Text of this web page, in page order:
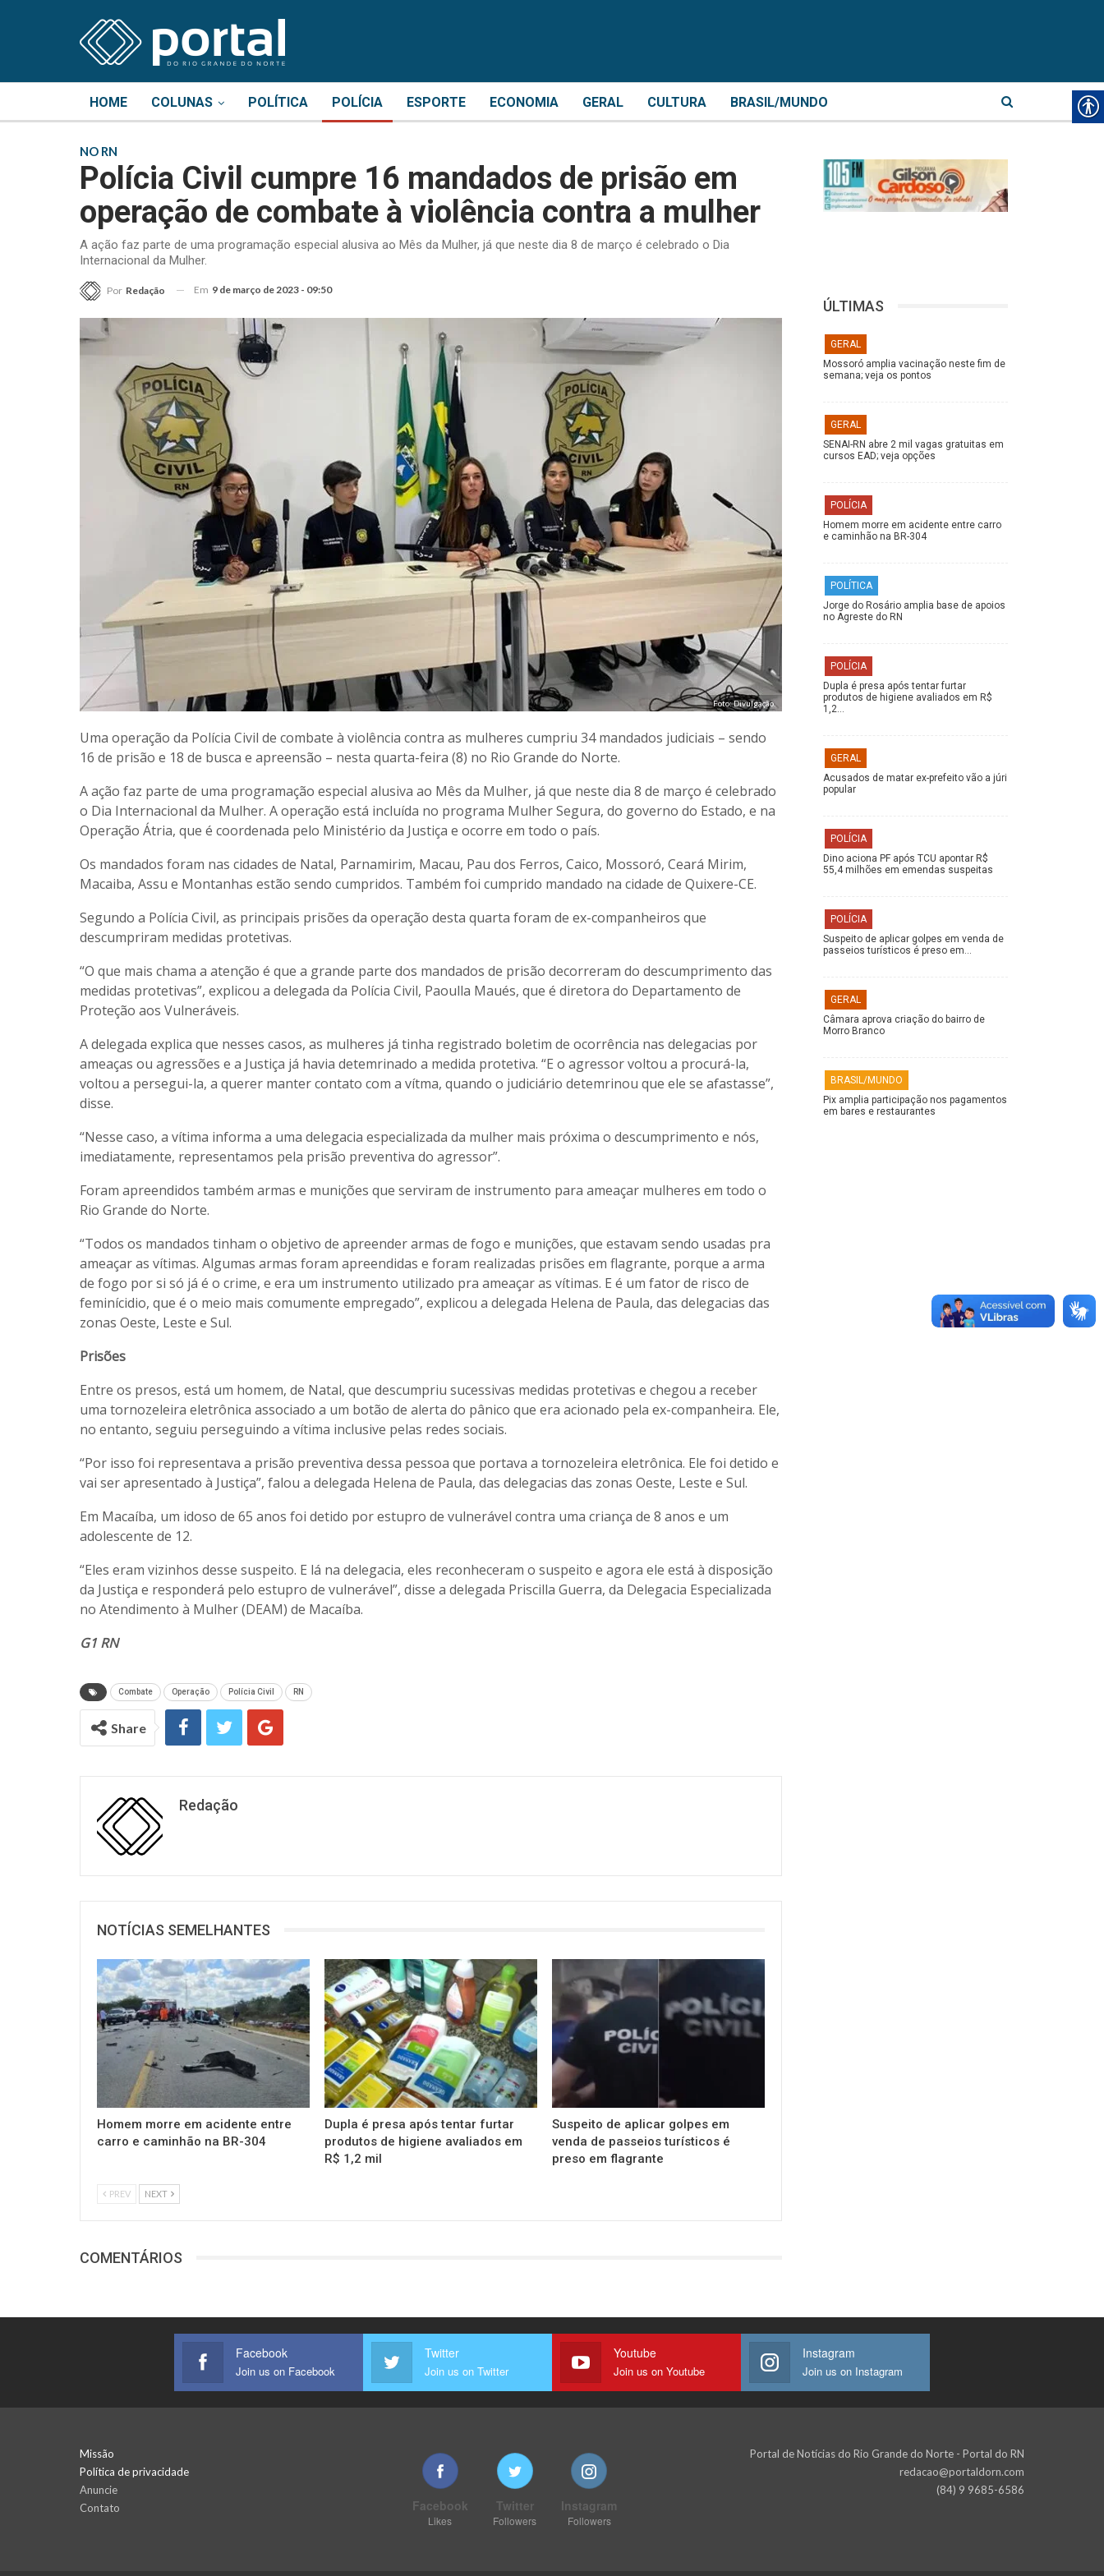
HOME COLUNAS POLÍTICA POLÍCIA ESPORTE ECONOMIA GERAL CULTURA BRASIL/MUNDO
NO RN
Polícia Civil cumpre 16 mandados de prisão em
operação de combate à violência contra a mulher
A ação faz parte de uma programação especial alusiva ao Mês da Mulher, já que neste dia 8 de março é celebrado o Dia
Internacional da Mulher.
Por Redação Em 9 de março de 2023 - 09:50
Foto: Divulgação.
Uma operação da Polícia Civil de combate à violência contra as mulheres cumpriu 34 mandados judiciais – sendo
16 de prisão e 18 de busca e apreensão – nesta quarta-feira (8) no Rio Grande do Norte.
A ação faz parte de uma programação especial alusiva ao Mês da Mulher, já que neste dia 8 de março é celebrado
o Dia Internacional da Mulher. A operação está incluída no programa Mulher Segura, do governo do Estado, e na
Operação Átria, que é coordenada pelo Ministério da Justiça e ocorre em todo o país.
Os mandados foram nas cidades de Natal, Parnamirim, Macau, Pau dos Ferros, Caico, Mossoró, Ceará Mirim,
Macaiba, Assu e Montanhas estão sendo cumpridos. Também foi cumprido mandado na cidade de Quixere-CE.
Segundo a Polícia Civil, as principais prisões da operação desta quarta foram de ex-companheiros que
descumpriram medidas protetivas.
“O que mais chama a atenção é que a grande parte dos mandados de prisão decorreram do descumprimento das
medidas protetivas”, explicou a delegada da Polícia Civil, Paoulla Maués, que é diretora do Departamento de
Proteção aos Vulneráveis.
A delegada explica que nesses casos, as mulheres já tinha registrado boletim de ocorrência nas delegacias por
ameaças ou agressões e a Justiça já havia detemrinado a medida protetiva. “E o agressor voltou a procurá-la,
voltou a persegui-la, a querer manter contato com a vítma, quando o judiciário detemrinou que ele se afastasse”,
disse.
“Nesse caso, a vítima informa a uma delegacia especializada da mulher mais próxima o descumprimento e nós,
imediatamente, representamos pela prisão preventiva do agressor”.
Foram apreendidos também armas e munições que serviram de instrumento para ameaçar mulheres em todo o
Rio Grande do Norte.
“Todos os mandados tinham o objetivo de apreender armas de fogo e munições, que estavam sendo usadas pra
ameaçar as vítimas. Algumas armas foram apreendidas e foram realizadas prisões em flagrante, porque a arma
de fogo por si só já é o crime, e era um instrumento utilizado pra ameaçar as vítimas. E é um fator de risco de
feminícidio, que é o meio mais comumente empregado”, explicou a delegada Helena de Paula, das delegacias das
zonas Oeste, Leste e Sul.
Prisões
Entre os presos, está um homem, de Natal, que descumpriu sucessivas medidas protetivas e chegou a receber
uma tornozeleira eletrônica associado a um botão de alerta do pânico que era acionado pela ex-companheira. Ele,
no entanto, seguiu perseguindo a vítima inclusive pelas redes sociais.
“Por isso foi representava a prisão preventiva dessa pessoa que portava a tornozeleira eletrônica. Ele foi detido e
vai ser apresentado à Justiça”, falou a delegada Helena de Paula, das delegacias das zonas Oeste, Leste e Sul.
Em Macaíba, um idoso de 65 anos foi detido por estupro de vulnerável contra uma criança de 8 anos e um
adolescente de 12.
“Eles eram vizinhos desse suspeito. E lá na delegacia, eles reconheceram o suspeito e agora ele está à disposição
da Justiça e responderá pelo estupro de vulnerável”, disse a delegada Priscilla Guerra, da Delegacia Especializada
no Atendimento à Mulher (DEAM) de Macaíba.
G1 RN
Combate Operação Polícia Civil RN
Share
Redação
NOTÍCIAS SEMELHANTES
Homem morre em acidente entre
carro e caminhão na BR-304
Dupla é presa após tentar furtar
produtos de higiene avaliados em
R$ 1,2 mil
Suspeito de aplicar golpes em
venda de passeios turísticos é
preso em flagrante
PREV NEXT
COMENTÁRIOS
ÚLTIMAS
GERAL
Mossoró amplia vacinação neste fim de
semana; veja os pontos
GERAL
SENAI-RN abre 2 mil vagas gratuitas em
cursos EAD; veja opções
POLÍCIA
Homem morre em acidente entre carro
e caminhão na BR-304
POLÍTICA
Jorge do Rosário amplia base de apoios
no Agreste do RN
POLÍCIA
Dupla é presa após tentar furtar
produtos de higiene avaliados em R$
1,2…
GERAL
Acusados de matar ex-prefeito vão a júri
popular
POLÍCIA
Dino aciona PF após TCU apontar R$
55,4 milhões em emendas suspeitas
POLÍCIA
Suspeito de aplicar golpes em venda de
passeios turísticos é preso em…
GERAL
Câmara aprova criação do bairro de
Morro Branco
BRASIL/MUNDO
Pix amplia participação nos pagamentos
em bares e restaurantes
Facebook
Join us on Facebook
Twitter
Join us on Twitter
Youtube
Join us on Youtube
Instagram
Join us on Instagram
Missão
Política de privacidade
Anuncie
Contato
Facebook
Likes
Twitter
Followers
Instagram
Followers
Portal de Notícias do Rio Grande do Norte - Portal do RN
redacao@portaldorn.com
(84) 9 9685-6586